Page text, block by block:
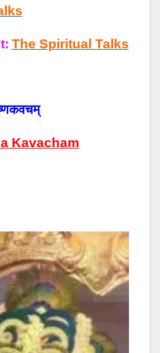
The Spiritual Talks
Kavacham